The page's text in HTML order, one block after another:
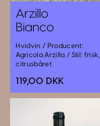
Arzillo
Bianco
Hvidvin / Producent:
Agricola Arzilla / Stil: frisk,
citrusbåret
119,00 DKK